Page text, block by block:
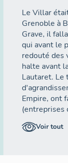
Le Villar
Grenoble à
Grave, il
qui avant le
redouté des
halte avant
Lautaret. Le
Empire, ont
(entreprises
traduites
Voir tout